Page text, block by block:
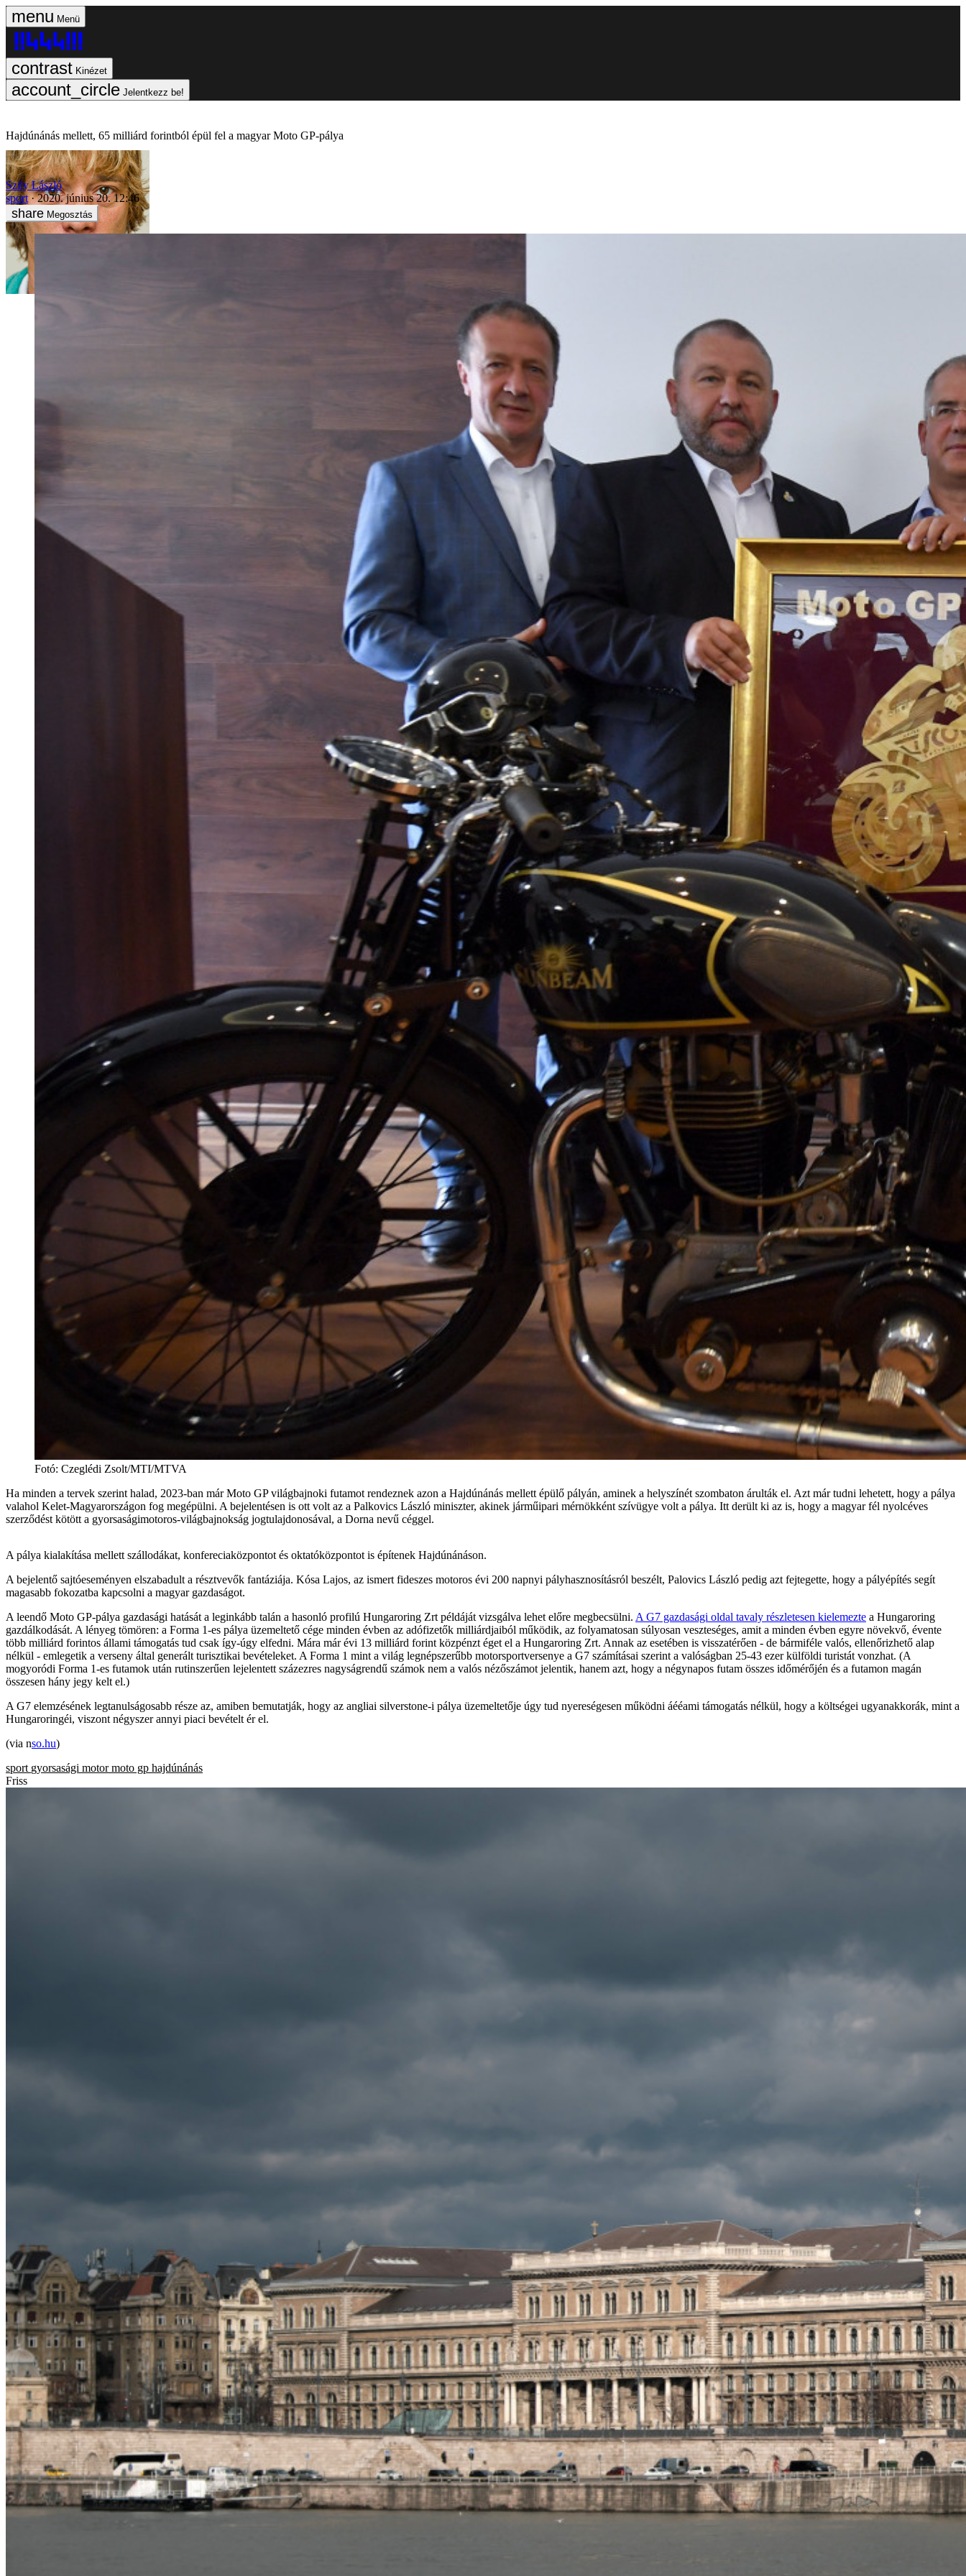
Menü
Kinézet
Jelentkezz be!
Hajdúnánás mellett, 65 milliárd forintból épül fel a magyar Moto GP-pálya
Szily László
sport
2020. június 20. 12:46
Megosztás
Fotó: Czeglédi Zsolt/MTI/MTVA
Ha minden a tervek szerint halad, 2023-ban már Moto GP világbajnoki futamot rendeznek azon a Hajdúnánás mellett épülő pályán, aminek a helyszínét szombaton árulták el. Azt már tudni lehetett, hogy a pálya
valahol Kelet-Magyarországon fog megépülni. A bejelentésen is ott volt az a Palkovics László miniszter, akinek járműipari mérnökként szívügye volt a pálya. Itt derült ki az is, hogy a magyar fél nyolcéves
szerződést kötött a gyorsaságimotoros-világbajnokság jogtulajdonosával, a Dorna nevű céggel.
A pálya kialakítása mellett szállodákat, konfereciaközpontot és oktatóközpontot is építenek Hajdúnánáson.
A bejelentő sajtóeseményen elszabadult a résztvevők fantáziája. Kósa Lajos, az ismert fideszes motoros évi 200 napnyi pályhasznosításról beszélt, Palovics László pedig azt fejtegette, hogy a pályépítés segít
magasabb fokozatba kapcsolni a magyar gazdaságot.
A leendő Moto GP-pálya gazdasági hatását a leginkább talán a hasonló profilú Hungaroring Zrt példáját vizsgálva lehet előre megbecsülni. A G7 gazdasági oldal tavaly részletesen kielemezte a Hungaroring
gazdálkodását. A lényeg tömören: a Forma 1-es pálya üzemeltető cége minden évben az adófizetők milliárdjaiból működik, az folyamatosan súlyosan veszteséges, amit a minden évben egyre növekvő, évente
több milliárd forintos állami támogatás tud csak így-úgy elfedni. Mára már évi 13 milliárd forint közpénzt éget el a Hungaroring Zrt. Annak az esetében is visszatérően - de bármiféle valós, ellenőrizhető alap
nélkül - emlegetik a verseny által generált turisztikai bevételeket. A Forma 1 mint a világ legnépszerűbb motorsportversenye a G7 számításai szerint a valóságban 25-43 ezer külföldi turistát vonzhat. (A
mogyoródi Forma 1-es futamok után rutinszerűen lejelentett százezres nagyságrendű számok nem a valós nézőszámot jelentik, hanem azt, hogy a négynapos futam összes időmérőjén és a futamon magán
összesen hány jegy kelt el.)
A G7 elemzésének legtanulságosabb része az, amiben bemutatják, hogy az angliai silverstone-i pálya üzemeltetője úgy tud nyereségesen működni áééami támogatás nélkül, hogy a költségei ugyanakkorák, mint a
Hungaroringéi, viszont négyszer annyi piaci bevételt ér el.
(via nso.hu)
sport gyorsasági motor moto gp hajdúnánás
Friss